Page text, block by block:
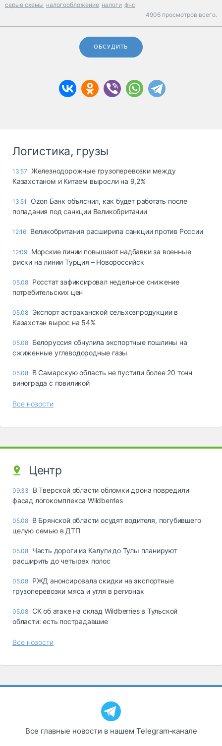
серые схемы налогообложение налоги фнс
4906 просмотров всего.
ОБСУДИТЬ
Логистика, грузы
13:57
Железнодорожные грузоперевозки между
Казахстаном и Китаем выросли на 9,2%
13:51
Ozon Банк объяснил, как будет работать после
попадания под санкции Великобритании
12:16 Великобритания расширила санкции против России
12:09 Морские линии повышают надбавки за военные
риски на линии Турция – Новороссийск
05.08 Росстат зафиксировал недельное снижение
потребительских цен
05.08 Экспорт астраханской сельхозпродукции в
Казахстан вырос на 54%
05.08 Белоруссия обнулила экспортные пошлины на
сжиженные углеводородные газы
05.08 В Самарскую область не пустили более 20 тонн
винограда с повиликой
Все новости
Центр
09:33
В Тверской области обломки дрона повредили
фасад логокомплекса Wildberries
05.08 В Брянской области осудят водителя, погубившего
целую семью в ДТП
05.08 Часть дороги из Калуги до Тулы планируют
расширить до четырех полос
05.08 РЖД анонсировала скидки на экспортные
грузоперевозки мяса и угля в регионах
05.08 СК об атаке на склад Wildberries в Тульской
области: есть пострадавшие
Все новости
Все главные новости в нашем Telegram‑канале